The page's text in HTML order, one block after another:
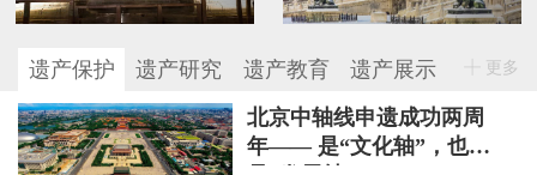
遗产保护 遗产研究 遗产教育 遗产展示 更多
北京中轴线申遗成功两周
年—— 是“文化轴”，也